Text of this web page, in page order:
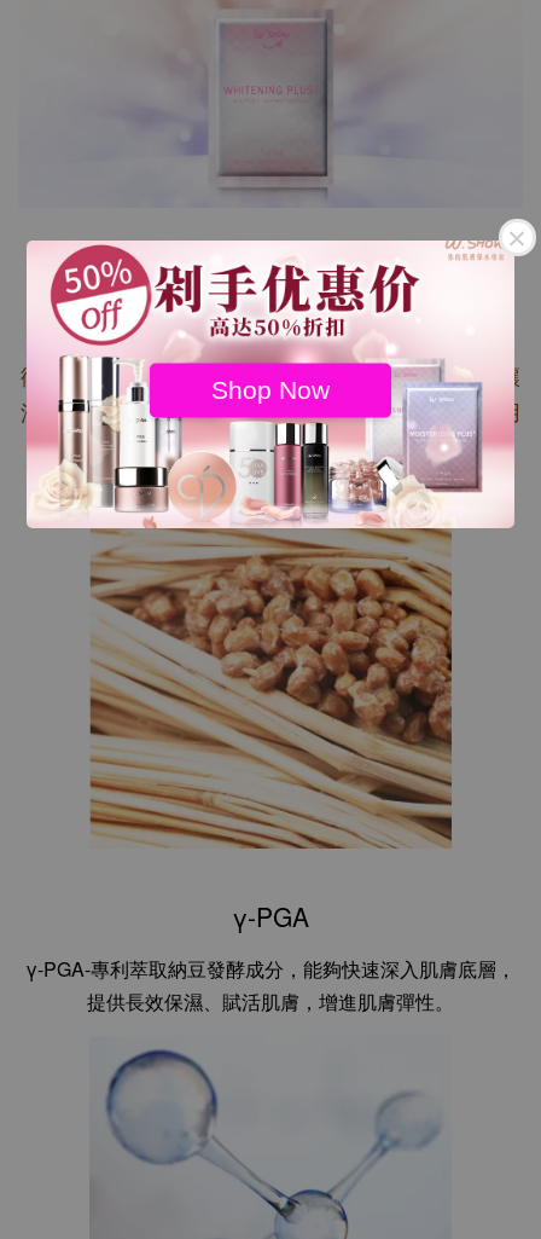
Shop Now
WHITENING PLUS+
改善肌膚缺水 維持肌膚透亮 有效直擊肌膚最底層，
徹底透白肌膚，鑽石級閃耀，從肌底抑制黑色素，讓
淨白更有感，敏乾肌、孕婦皆可使用溫和成份，採用
杜邦天絲棉，親膚不打折。
γ-PGA
γ-PGA-專利萃取納豆發酵成分，能夠快速深入肌膚底層，
提供長效保濕、賦活肌膚，增進肌膚彈性。